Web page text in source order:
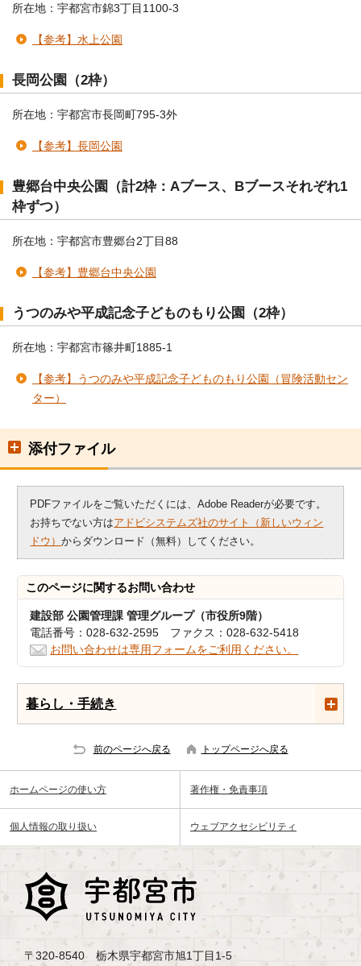
所在地：宇都宮市錦3丁目1100-3
【参考】水上公園
長岡公園（2枠）
所在地：宇都宮市長岡町795-3外
【参考】長岡公園
豊郷台中央公園（計2枠：Aブース、Bブースそれぞれ1
枠ずつ）
所在地：宇都宮市豊郷台2丁目88
【参考】豊郷台中央公園
うつのみや平成記念子どものもり公園（2枠）
所在地：宇都宮市篠井町1885-1
【参考】うつのみや平成記念子どものもり公園（冒険活動セン
ター）
添付ファイル
PDFファイルをご覧いただくには、Adobe Readerが必要です。
お持ちでない方はアドビシステムズ社のサイト（新しいウィン
ドウ）からダウンロード（無料）してください。
このページに関するお問い合わせ
建設部 公園管理課 管理グループ（市役所9階）
電話番号：028-632-2595 ファクス：028-632-5418
お問い合わせは専用フォームをご利用ください。
暮らし・手続き
前のページへ戻る トップページへ戻る
ホームページの使い方 著作権・免責事項
個人情報の取り扱い ウェブアクセシビリティ
〒320-8540 栃木県宇都宮市旭1丁目1-5